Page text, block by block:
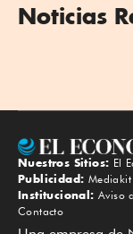
Noticias
Nuestros Sitios: El
Publicidad: Mediakit
Institucional: Aviso
Contacto